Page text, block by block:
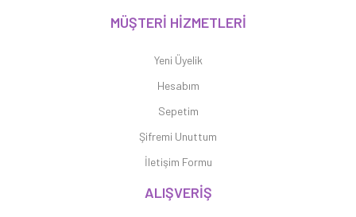
MÜŞTERİ HİZMETLERİ
Yeni Üyelik
Hesabım
Sepetim
Şifremi Unuttum
İletişim Formu
ALIŞVERİŞ